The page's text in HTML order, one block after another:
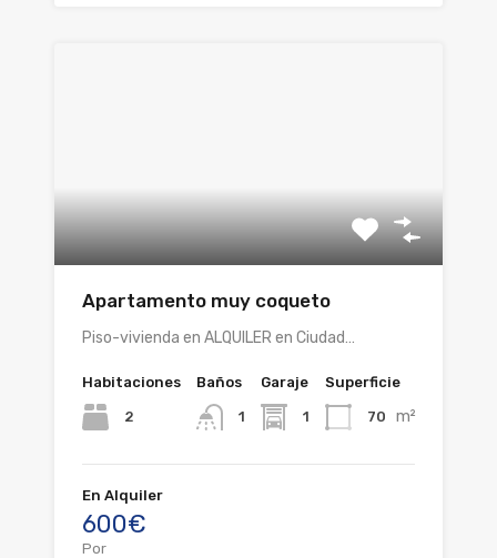
Apartamento muy coqueto
Piso-vivienda en ALQUILER en Ciudad…
Habitaciones
2
Baños
1
Garaje
1
Superficie
70 m²
En Alquiler
600€
Por